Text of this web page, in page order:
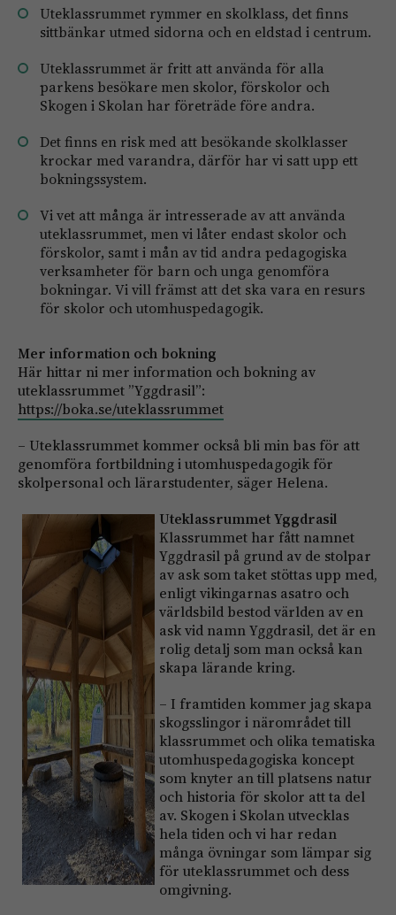
Uteklassrummet rymmer en skolklass, det finns
sittbänkar utmed sidorna och en eldstad i centrum.
Uteklassrummet är fritt att använda för alla
parkens besökare men skolor, förskolor och
Skogen i Skolan har företräde före andra.
Det finns en risk med att besökande skolklasser
krockar med varandra, därför har vi satt upp ett
bokningssystem.
Vi vet att många är intresserade av att använda
uteklassrummet, men vi låter endast skolor och
förskolor, samt i mån av tid andra pedagogiska
verksamheter för barn och unga genomföra
bokningar. Vi vill främst att det ska vara en resurs
för skolor och utomhuspedagogik.
Mer information och bokning
Här hittar ni mer information och bokning av
uteklassrummet ”Yggdrasil”:
https://boka.se/uteklassrummet
– Uteklassrummet kommer också bli min bas för att
genomföra fortbildning i utomhuspedagogik för
skolpersonal och lärarstudenter, säger Helena.
Uteklassrummet Yggdrasil
Klassrummet har fått namnet
Yggdrasil på grund av de stolpar
av ask som taket stöttas upp med,
enligt vikingarnas asatro och
världsbild bestod världen av en
ask vid namn Yggdrasil, det är en
rolig detalj som man också kan
skapa lärande kring.
– I framtiden kommer jag skapa
skogsslingor i närområdet till
klassrummet och olika tematiska
utomhuspedagogiska koncept
som knyter an till platsens natur
och historia för skolor att ta del
av. Skogen i Skolan utvecklas
hela tiden och vi har redan
många övningar som lämpar sig
för uteklassrummet och dess
omgivning.